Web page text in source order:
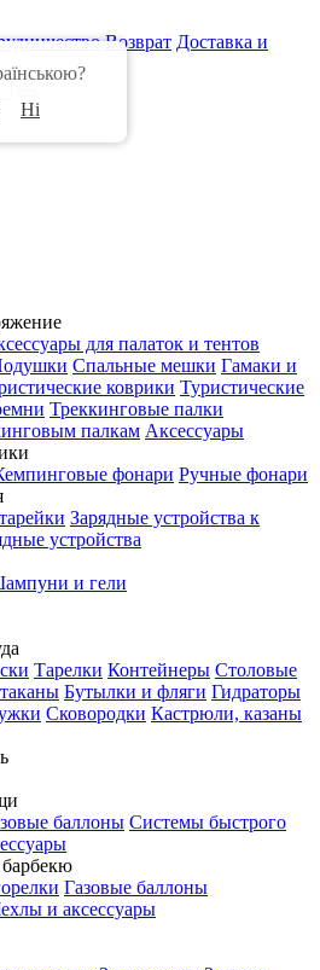
Возврат Доставка и
для палаток и тентов
Спальные мешки Гамаки и
коврики Туристические
Треккинговые палки
палкам Аксессуары
фонари Ручные фонари
Зарядные устройства к
устройства
и гели
Тарелки Контейнеры Столовые
Бутылки и фляги Гидраторы
Сковородки Кастрюли, казаны
баллоны Системы быстрого
Газовые баллоны
и аксессуары
Ні